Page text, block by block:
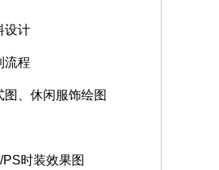
设计
流程
、休闲服饰绘图
时装效果图